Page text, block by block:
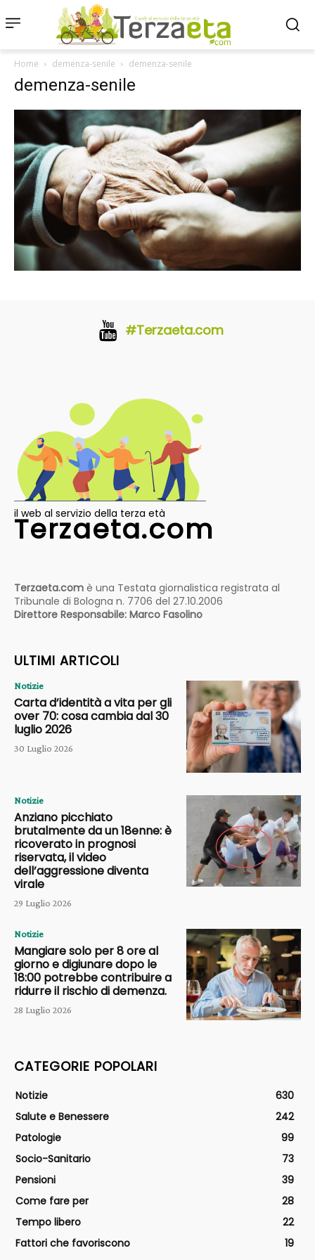
Home demenza-senile demenza-senile
demenza-senile
#Terzaeta.com
il web al servizio della terza età
Terzaeta.com
Terzaeta.com è una Testata giornalistica registrata al
Tribunale di Bologna n. 7706 del 27.10.2006
Direttore Responsabile: Marco Fasolino
ULTIMI ARTICOLI
Notizie
Carta d’identità a vita per gli
over 70: cosa cambia dal 30
luglio 2026
30 Luglio 2026
Notizie
Anziano picchiato
brutalmente da un 18enne: è
ricoverato in prognosi
riservata, il video
dell’aggressione diventa
virale
29 Luglio 2026
Notizie
Mangiare solo per 8 ore al
giorno e digiunare dopo le
18:00 potrebbe contribuire a
ridurre il rischio di demenza.
28 Luglio 2026
CATEGORIE POPOLARI
Notizie
630
Salute e Benessere
242
Patologie
99
Socio-Sanitario
73
Pensioni
39
Come fare per
28
Tempo libero
22
Fattori che favoriscono
19